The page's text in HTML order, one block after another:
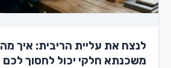
לנצח את עליית הריבית: איך
משכנתא חלקי יכול לחסוך